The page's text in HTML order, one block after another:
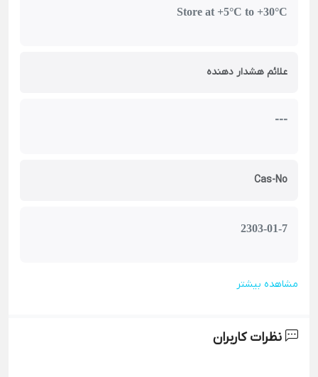
Store at +5°C to +30°C
علائم هشدار دهنده
---
Cas-No
2303-01-7
مشاهده بیشتر
نظرات کاربران